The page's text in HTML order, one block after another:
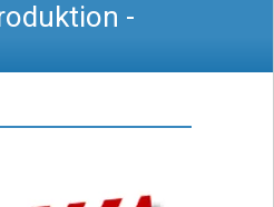
-
Podcast, O-Töne,